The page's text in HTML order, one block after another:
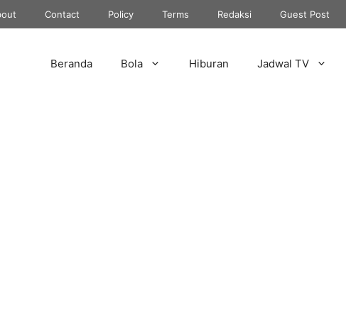
Contact Policy Terms Redaksi Guest Post
Beranda Bola Hiburan Jadwal TV